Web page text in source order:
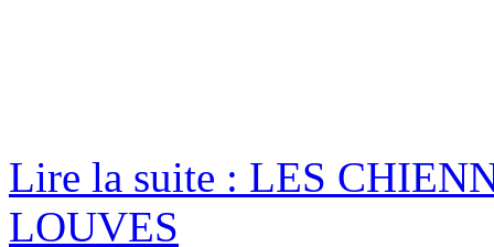
Lire la suite : LES
LOUVES